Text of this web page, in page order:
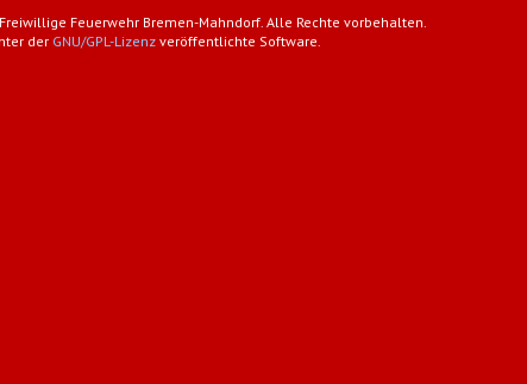
Feuerwehr Bremen-Mahndorf. Alle Rechte vorbehalten.
der GNU/GPL-Lizenz veröffentlichte Software.